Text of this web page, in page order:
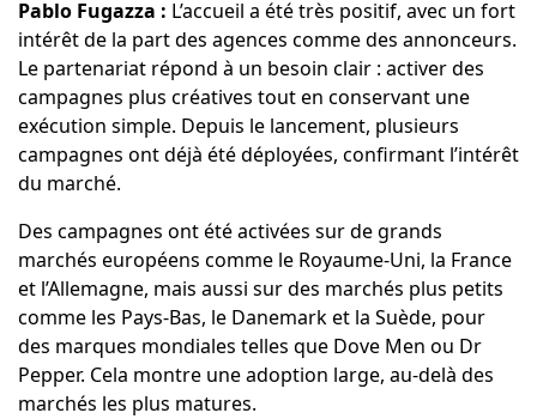
Pablo Fugazza : L’accueil a été très positif, avec un fort
intérêt de la part des agences comme des annonceurs.
Le partenariat répond à un besoin clair : activer des
campagnes plus créatives tout en conservant une
exécution simple. Depuis le lancement, plusieurs
campagnes ont déjà été déployées, confirmant l’intérêt
du marché.
Des campagnes ont été activées sur de grands
marchés européens comme le Royaume-Uni, la France
et l’Allemagne, mais aussi sur des marchés plus petits
comme les Pays-Bas, le Danemark et la Suède, pour
des marques mondiales telles que Dove Men ou Dr
Pepper. Cela montre une adoption large, au-delà des
marchés les plus matures.